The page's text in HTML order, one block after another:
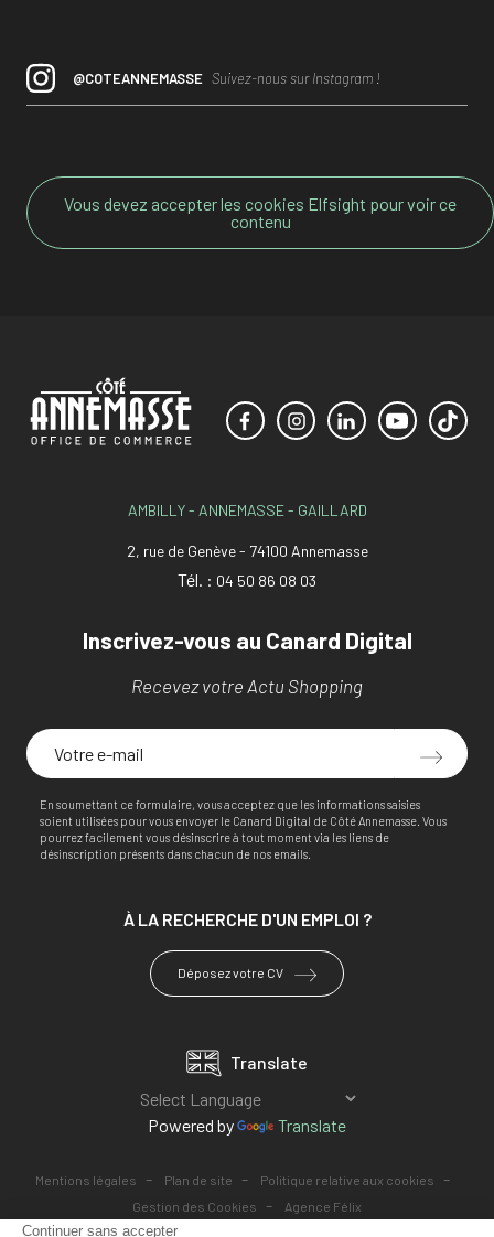
@COTEANNEMASSE Suivez-nous sur Instagram !
Vous devez accepter les cookies Elfsight pour voir ce
contenu
AMBILLY - ANNEMASSE - GAILLARD
2, rue de Genève - 74100 Annemasse
Tél. : 04 50 86 08 03
Inscrivez-vous au Canard Digital
Recevez votre Actu Shopping
En soumettant ce formulaire, vous acceptez que les informations saisies
soient utilisées pour vous envoyer le Canard Digital de Côté Annemasse. Vous
pourrez facilement vous désinscrire à tout moment via les liens de
désinscription présents dans chacun de nos emails.
À LA RECHERCHE D'UN EMPLOI ?
Déposez votre CV
Translate
Powered by Translate
Mentions légales - Plan de site - Politique relative aux cookies -
Gestion des Cookies - Agence Félix